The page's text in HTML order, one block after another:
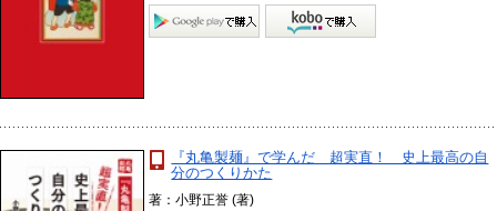
『丸亀製麺』で学んだ 超実直！ 史上最高の自
分のつくりかた
著：小野正誉 (著)